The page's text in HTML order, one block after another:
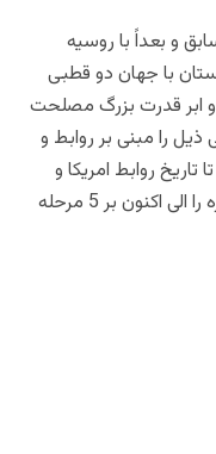
و بعداً با روسیه
با جهان دو قطبی
ابر قدرت بزرگ مصلحت
را مبنی بر روابط و
روابط امریکا و
پاکستان را از بدو تاریخ ایجاد کشور متذکره را الی اکنون بر 5 مرحله